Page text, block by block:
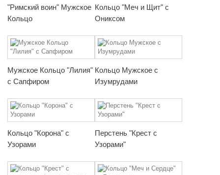
"Римский воин" Мужское
Кольцо
Кольцо "Меч и Щит" с
Ониксом
Мужское Кольцо "Лилия"
с Сапфиром
Кольцо Мужское с
Изумрудами
Кольцо "Корона" с
Узорами
Перстень "Крест с
Узорами"